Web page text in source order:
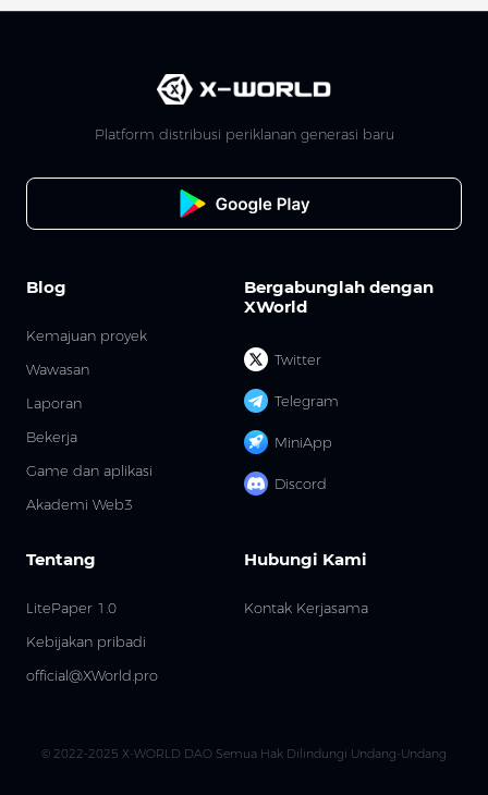
Platform distribusi periklanan generasi baru
Bergabunglah dengan
XWorld
Twitter
Telegram
MiniApp
Discord
Blog
Kemajuan proyek
Wawasan
Laporan
Bekerja
Game dan aplikasi
Akademi Web3
Tentang
LitePaper 1.0
Kebijakan pribadi
official@XWorld.pro
Hubungi Kami
Kontak Kerjasama
© 2022-2025 X-WORLD DAO Semua Hak Dilindungi Undang-Undang